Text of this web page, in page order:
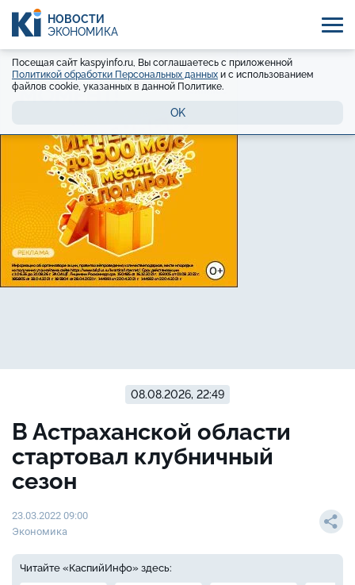
НОВОСТИ
ЭКОНОМИКА
Посещая сайт kaspyinfo.ru, Вы соглашаетесь с приложенной
Политикой обработки Персональных данных и с использованием
файлов cookie, указанных в данной Политике.
OK
08.08.2026, 22:49
В Астраханской области
стартовал клубничный
сезон
23.03.2022 09:00
Экономика
Читайте «КаспийИнфо» здесь: